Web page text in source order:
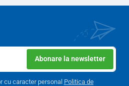
Abonare la newsletter
cu caracter personal Politica de